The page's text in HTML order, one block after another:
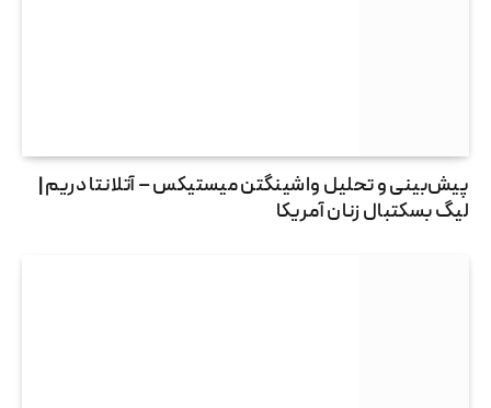
پیش‌بینی و تحلیل واشینگتن میستیکس – آتلانتا دریم |
لیگ بسکتبال زنان آمریکا